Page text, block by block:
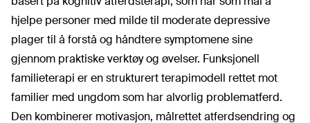
hjelpe personer med milde til moderate depressive
plager til å forstå og håndtere symptomene sine
gjennom praktiske verktøy og øvelser. Funksjonell
familieterapi er en strukturert terapimodell rettet mot
familier med ungdom som har alvorlig problematferd.
Den kombinerer motivasjon, målrettet atferdsendring og